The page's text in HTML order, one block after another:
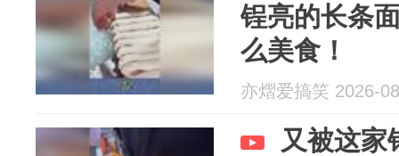
锃亮的长条
么美食！
亦熠爱搞笑 2026-
又被这家